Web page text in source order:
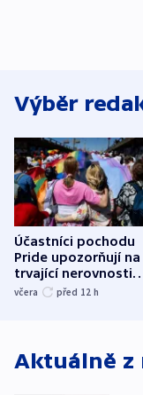
Výběr
Účastníci pochodu
Pride upozorňují na
trvající nerovnosti i
společenskou
včera před 12 h
Aktuálně